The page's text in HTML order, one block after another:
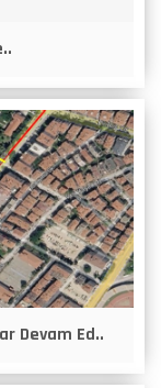
Devam Ed..